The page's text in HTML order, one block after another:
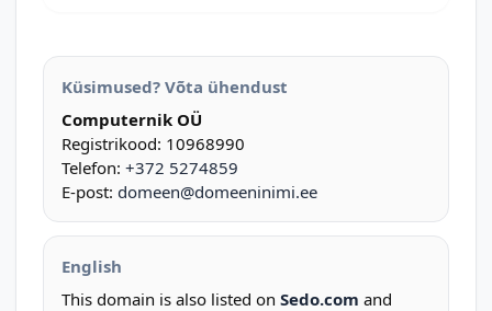
Küsimused? Võta ühendust
Computernik OÜ
Registrikood: 10968990
Telefon: +372 5274859
E-post: domeen@domeeninimi.ee
English
This domain is also listed on Sedo.com and